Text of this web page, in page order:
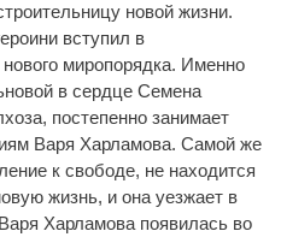
новой жизни.
вступил в
миропорядка. Именно
в сердце Семена
постепенно занимает
Варя Харламова. Самой же
к свободе, не находится
жизнь, и она уезжает в
Харламова появилась во